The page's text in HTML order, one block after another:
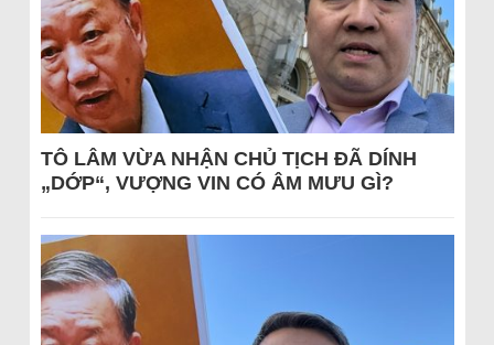
TÔ LÂM VỪA NHẬN CHỦ TỊCH ĐÃ DÍNH
„DỚP“, VƯỢNG VIN CÓ ÂM MƯU GÌ?